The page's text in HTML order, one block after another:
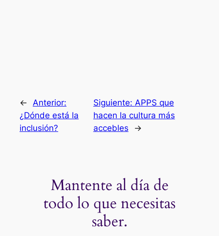
←
Anterior:
¿Dónde está la
inclusión?
Siguiente: APPS que
hacen la cultura más
accebles
→
Mantente al día de
todo lo que necesitas
saber.